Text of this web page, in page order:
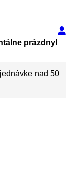
prázdny!
nad 50